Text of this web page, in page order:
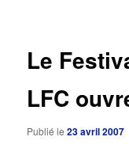
Le
LFC
Publié le23 avril 2007